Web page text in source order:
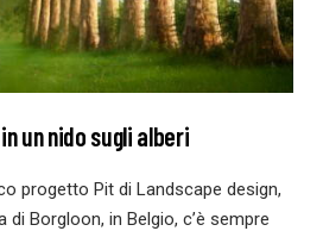
un nido sugli alberi
progetto Pit di Landscape design,
Borgloon, in Belgio, c’è sempre